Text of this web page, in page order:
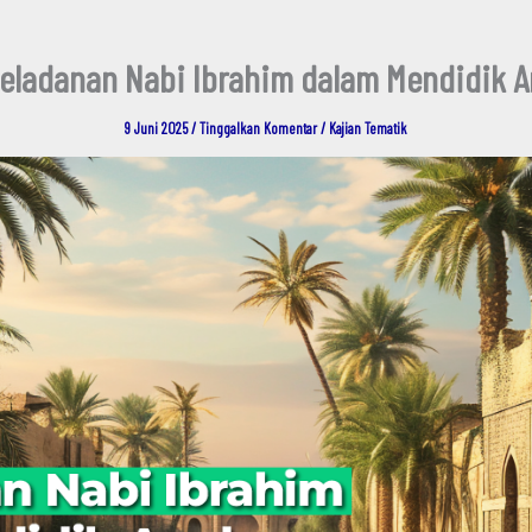
Nabi Ibrahim dalam Mendidik
9 Juni 2025/Tinggalkan Komentar/ Kajian Tematik